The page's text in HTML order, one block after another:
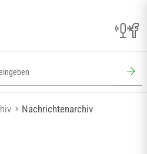
Nachrichtenarchiv